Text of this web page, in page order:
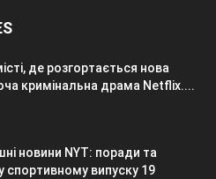
де розгортається нова
кримінальна драма Netflix....
новини NYT: поради та
у спортивному випуску 19